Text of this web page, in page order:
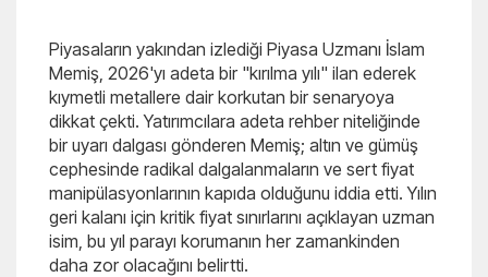
Piyasaların yakından izlediği Piyasa Uzmanı İslam
Memiş, 2026'yı adeta bir "kırılma yılı" ilan ederek
kıymetli metallere dair korkutan bir senaryoya
dikkat çekti. Yatırımcılara adeta rehber niteliğinde
bir uyarı dalgası gönderen Memiş; altın ve gümüş
cephesinde radikal dalgalanmaların ve sert fiyat
manipülasyonlarının kapıda olduğunu iddia etti. Yılın
geri kalanı için kritik fiyat sınırlarını açıklayan uzman
isim, bu yıl parayı korumanın her zamankinden
daha zor olacağını belirtti.